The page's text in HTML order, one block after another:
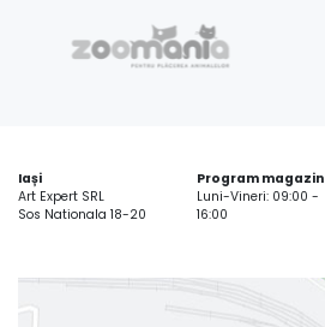
Iași
Art Expert SRL
Sos Nationala 18-20
Program magazin
Luni-Vineri: 09:00 -
16:00